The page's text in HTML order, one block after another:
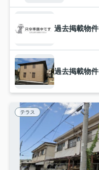
過去掲載物件
過去掲載物件
テラス